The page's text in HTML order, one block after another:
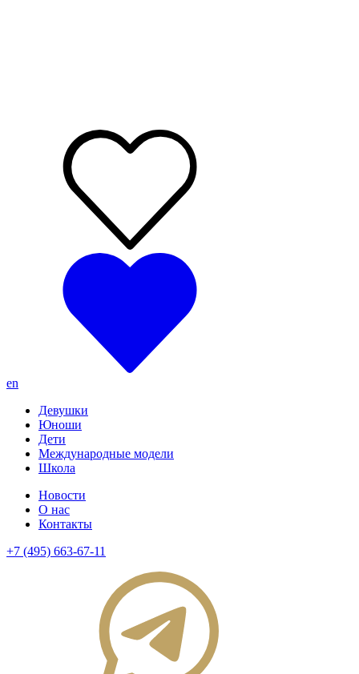
en
Девушки
Юноши
Дети
Международные модели
Школа
Новости
О нас
Контакты
+7 (495) 663-67-11